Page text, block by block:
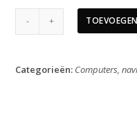
€425.00.
Set
Categorieën: Computers,